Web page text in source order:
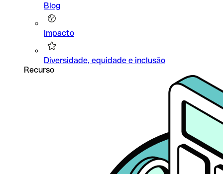
Blog
Impacto
Diversidade, equidade e inclusão
Recurso